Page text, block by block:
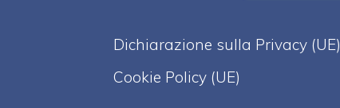
Dichiarazione sulla Privacy (UE)
Cookie Policy (UE)